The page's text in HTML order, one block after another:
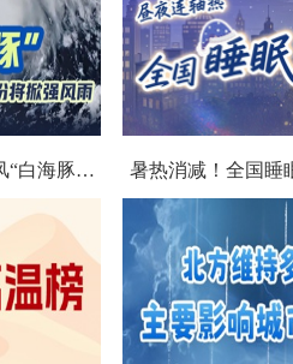
台风数字画像：马拉松台风“白海豚”将影响十余省份 暑热消减！全国睡